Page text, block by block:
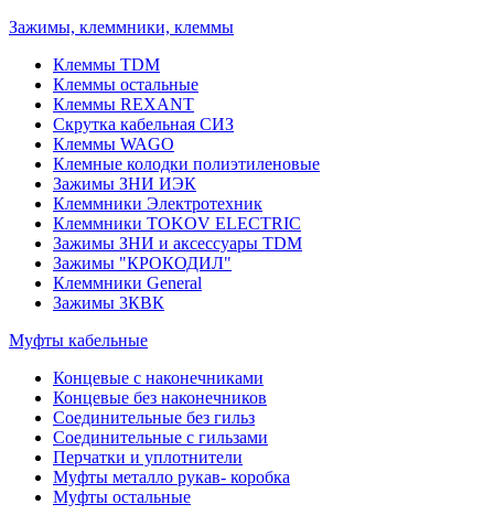
Зажимы, клеммники, клеммы
Клеммы TDM
Клеммы остальные
Клеммы REXANT
Скрутка кабельная СИЗ
Клеммы WAGO
Клемные колодки полиэтиленовые
Зажимы ЗНИ ИЭК
Клеммники Электротехник
Клеммники TOKOV ELECTRIC
Зажимы ЗНИ и аксессуары TDM
Зажимы "КРОКОДИЛ"
Клеммники General
Зажимы 3КВК
Муфты кабельные
Концевые с наконечниками
Концевые без наконечников
Соединительные без гильз
Соединительные с гильзами
Перчатки и уплотнители
Муфты металло рукав- коробка
Муфты остальные